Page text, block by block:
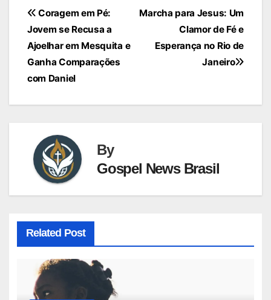
Navegação
de
Post
Marcha para Jesus: Um
Clamor de Fé e
Esperança no Rio de
Janeiro
Coragem em Pé:
Jovem se Recusa a
Ajoelhar em Mesquita e
Ganha Comparações
com Daniel
By
Gospel News Brasil
Related Post